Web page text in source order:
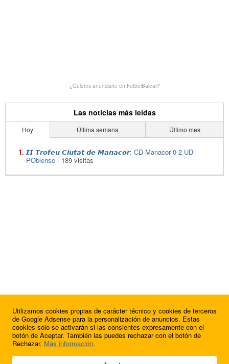
¿Quieres anunciarte en FutbolBalear?
Las noticias más leídas
Hoy Última semana Último mes
𝙄𝙄 𝙏𝙧𝙤𝙛𝙚𝙪 𝘾𝙞𝙪𝙩𝙖𝙩 𝙙𝙚 𝙈𝙖𝙣𝙖𝙘𝙤𝙧: CD Manacor 0-2 UD
POblense - 189 visitas
© 2009 - 2026 Soluciones Corporativas IP, SL.
Utilizamos cookies propias de carácter técnico y cookies de terceros
de Google Adsense para la personalización de anuncios. Estas
cookies solo se activarán si las consientes expresamente con el
botón de Aceptar. También las puedes rechazar con el botón de
Rechazar. Más información.